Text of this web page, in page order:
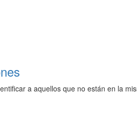
a aquellos que no están en la